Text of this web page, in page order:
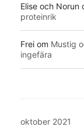
Elise och Norun
proteinrik
Frei om Mustig
ingefära
oktober 2021